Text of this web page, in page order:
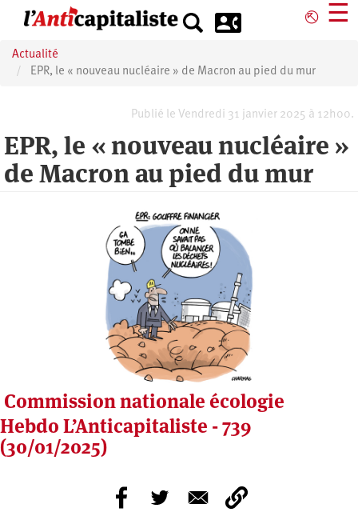
principal
⎋ ☰
Actualité
EPR, le « nouveau nucléaire » de Macron au pied du mur
Publié le Vendredi 31 janvier 2025 à 12h00.
EPR, le « nouveau nucléaire »
de Macron au pied du mur
Commission nationale écologie
Hebdo L’Anticapitaliste - 739
(30/01/2025)